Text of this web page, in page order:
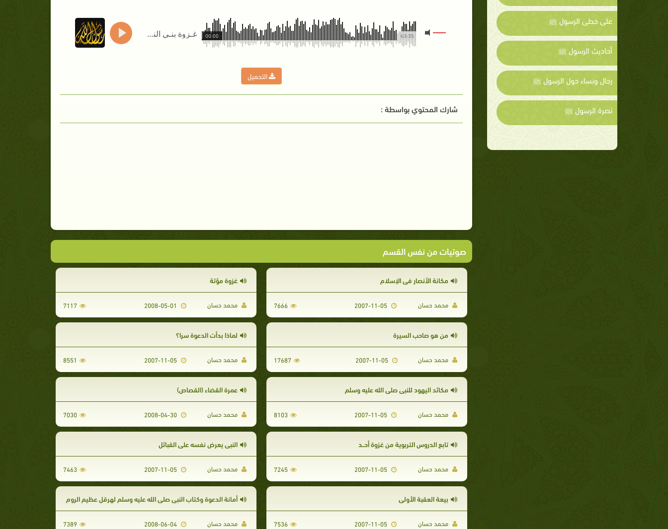
على خطى الرسول ﷺ
أحاديث الرسول ﷺ
رجال ونساء حول الرسول ﷺ
نصرة الرسول ﷺ
غـزوة بنـي النضــير 63:35
00:00
التحميل
شارك المحتوي بواسطة :
صوتيات من نفس القسم
مكانة الأنصار فى الإسلام
محمد حسان 7666
غزوة مؤتة
محمد حسان 7117
من هو صاحب السيرة
محمد حسان 17687
لماذا بدأت الدعوة سرا؟
محمد حسان 2007-11-05
8551
مكائد اليهود للنبى صلى الله عليه وسلم
محمد حسان 8103
عمرة القضاء (القصاص)
محمد حسان 2008-04-30
7030
تابع الدروس التربوية من غزوة أحــد
محمد حسان 7245
النبى يعرض نفسه على القبائل
محمد حسان 2007-11-05
7463
بيعة العقبة الأولى
محمد حسان 7536
أمانة الدعوة وكتاب النبى صلى الله عليه وسلم لهرقل عظيم الروم
محمد حسان 2008-06-04
7389